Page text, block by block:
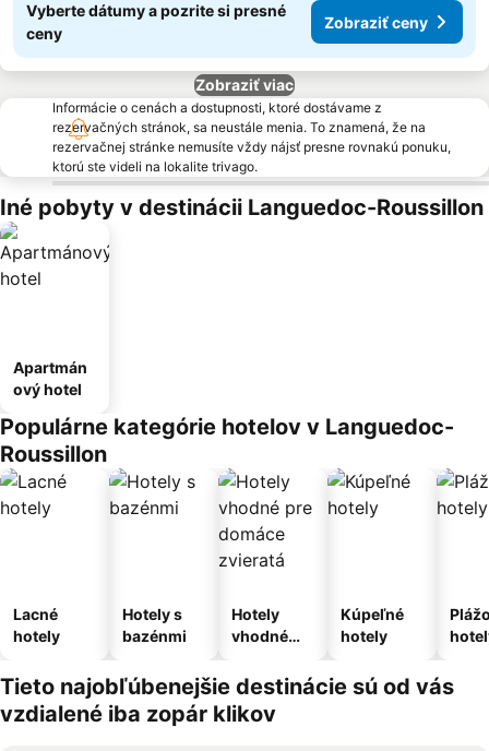
Vyberte dátumy a pozrite si presné
ceny
Zobraziť ceny
Zobraziť viac
Informácie o cenách a dostupnosti, ktoré dostávame z
rezervačných stránok, sa neustále menia. To znamená, že na
rezervačnej stránke nemusíte vždy nájsť presne rovnakú ponuku,
ktorú ste videli na lokalite trivago.
Iné pobyty v destinácii Languedoc-Roussillon
Apartmán
ový hotel
Populárne kategórie hotelov v Languedoc-
Roussillon
Lacné
hotely
Hotely s
bazénmi
Hotely
vhodné
domáce
zvieratá
Kúpeľné
hotely
Tieto najobľúbenejšie destinácie sú od vás
vzdialené iba zopár klikov